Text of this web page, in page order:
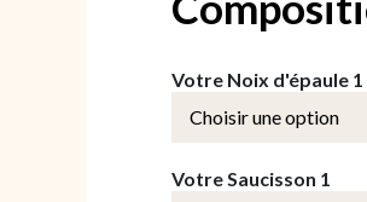
Votre Noix d'épaule 1
Votre Saucisson 1